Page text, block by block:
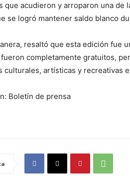
que acudieron y arroparon una de
se logró mantener saldo blanco
resaltó que esta edición fue
completamente gratuitos,
culturales, artísticas y recreativas
Boletín de prensa